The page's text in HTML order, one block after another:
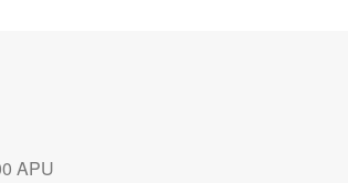
APU